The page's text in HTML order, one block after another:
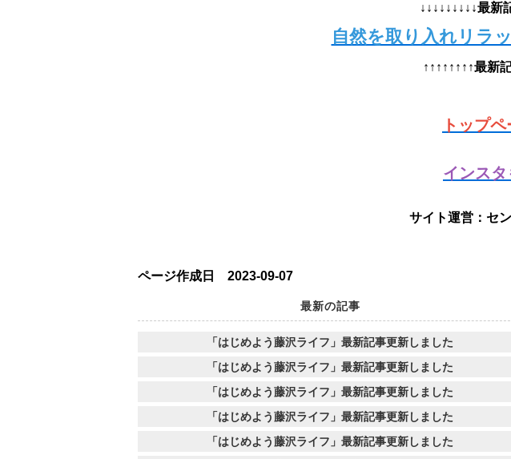
↓↓↓↓↓↓↓↓↓最新
自然を取り入れリラ
↑↑↑↑↑↑↑↑最新
トップ
インス
サイト運営：セ
ページ作成日 2023-09-07
最新の記事
「はじめよう藤沢ライフ」最新記事更新しました
「はじめよう藤沢ライフ」最新記事更新しました
「はじめよう藤沢ライフ」最新記事更新しました
「はじめよう藤沢ライフ」最新記事更新しました
「はじめよう藤沢ライフ」最新記事更新しました